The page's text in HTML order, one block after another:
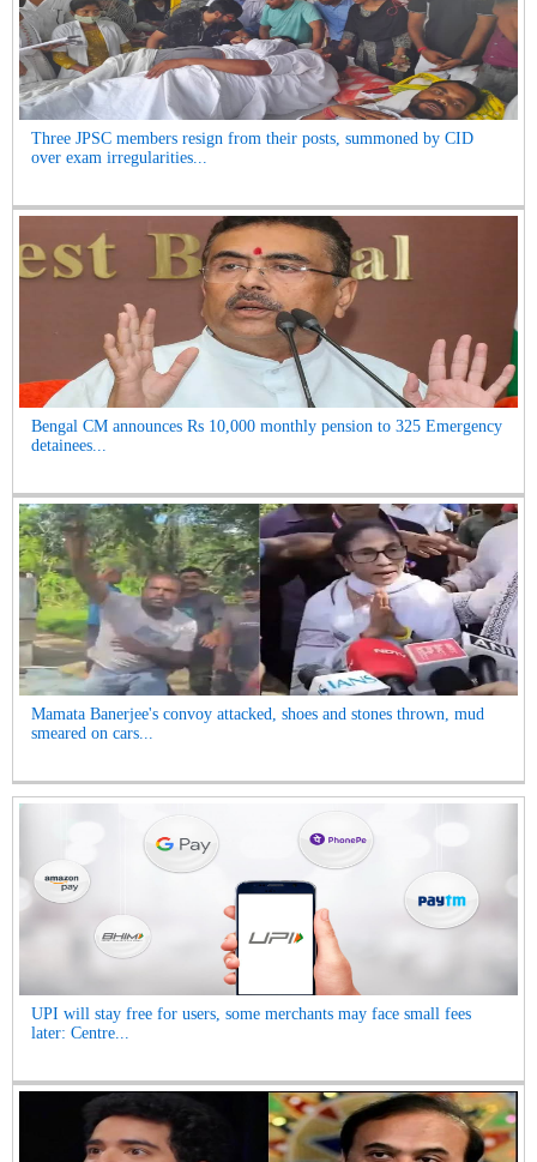
Three JPSC members resign from their posts, summoned by CID
over exam irregularities...
Bengal CM announces Rs 10,000 monthly pension to 325 Emergency
detainees...
Mamata Banerjee's convoy attacked, shoes and stones thrown, mud
smeared on cars...
UPI will stay free for users, some merchants may face small fees
later: Centre...